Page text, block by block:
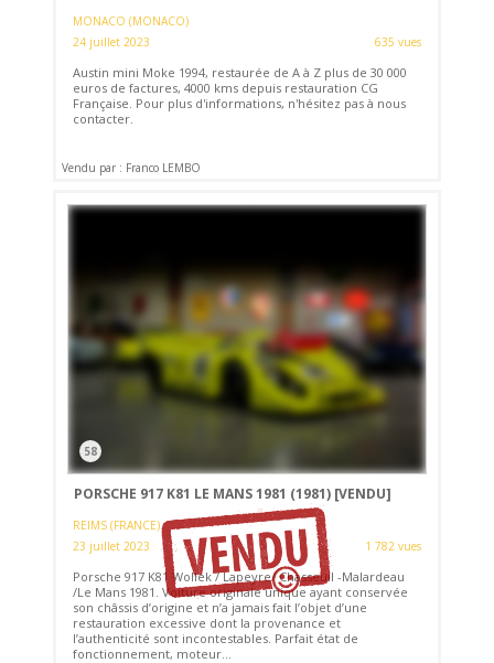
MONACO (MONACO)
24 juillet 2023
635 vues
Austin mini Moke 1994, restaurée de A à Z plus de 30 000
euros de factures, 4000 kms depuis restauration CG
Française. Pour plus d'informations, n'hésitez pas à nous
contacter.
Vendu par : Franco LEMBO
58
PORSCHE 917 K81 LE MANS 1981 (1981) [VENDU]
REIMS (FRANCE)
23 juillet 2023
1 782 vues
Porsche 917 K81 Wollek / Lapeyre/ Chasseuil -Malardeau
/Le Mans 1981. Voiture originale unique ayant conservée
son châssis d’origine et n’a jamais fait l’objet d’une
restauration excessive dont la provenance et
l’authenticité sont incontestables. Parfait état de
fonctionnement, moteur...